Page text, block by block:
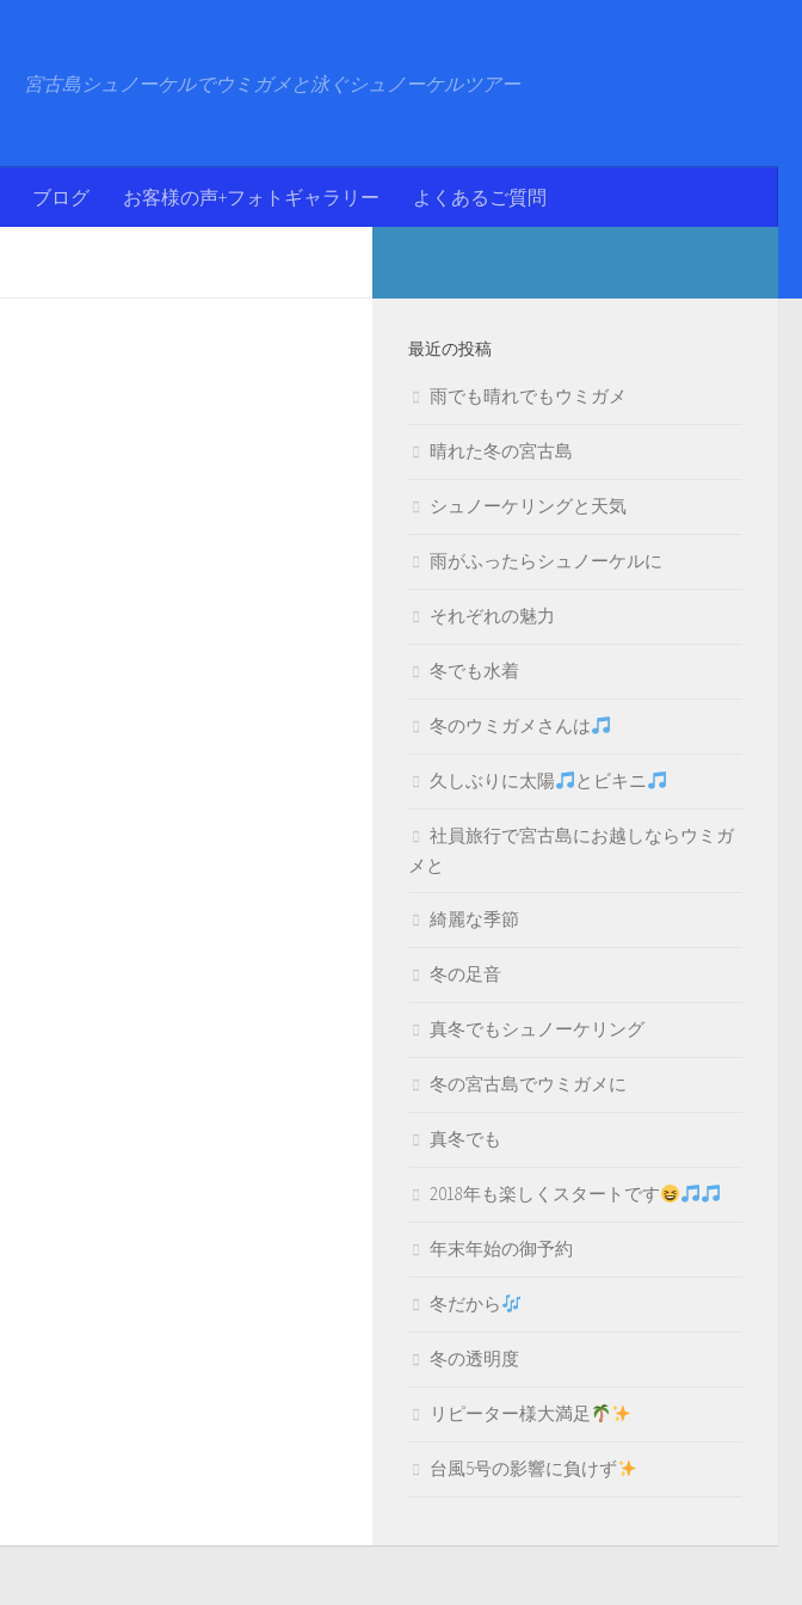
宮古島シュノーケルでウミガメと泳ぐシュノーケルツアー
ブログ お客様の声+フォトギャラリー よくあるご質問
最近の投稿
雨でも晴れでもウミガメ
晴れた冬の宮古島
シュノーケリングと天気
雨がふったらシュノーケルに
それぞれの魅力
冬でも水着
冬のウミガメさんは
久しぶりに太陽 とビキニ
社員旅行で宮古島にお越しならウミガ
メと
綺麗な季節
冬の足音
真冬でもシュノーケリング
冬の宮古島でウミガメに
真冬でも
2018年も楽しくスタートです
年末年始の御予約
冬だから
冬の透明度
リピーター様大満足
台風5号の影響に負けず